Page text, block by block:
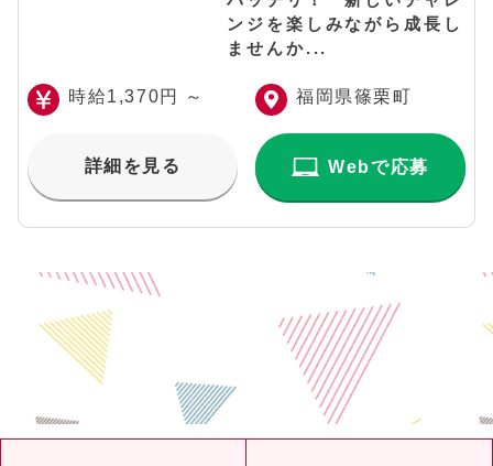
ンジを楽しみながら成長し
ませんか...
時給1,370円 ～ 福岡県篠栗町
詳細を見る Webで応募